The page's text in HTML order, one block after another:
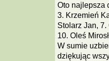
Oto najlepsza
3. Krzemień
Stolarz Jan, 7.
10. Oleś
W sumie
dziękując